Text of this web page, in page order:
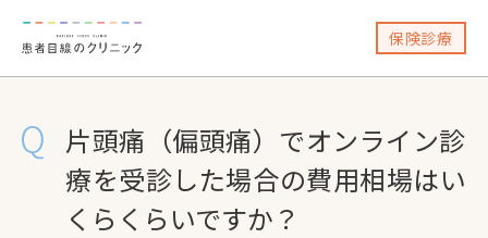
保険診療
片頭痛（偏頭痛）でオンライン診
療を受診した場合の費用相場はい
くらくらいですか？